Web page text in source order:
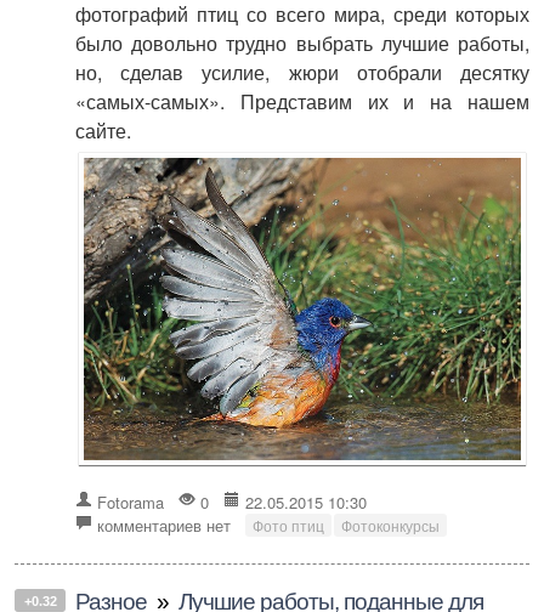
фотографий птиц со всего мира, среди которых
было довольно трудно выбрать лучшие работы,
но, сделав усилие, жюри отобрали десятку
«самых-самых». Представим их и на нашем
сайте.
Fotorama 0
22.05.2015 10:30
комментариев нет
Фото птиц Фотоконкурсы
+0.32 Разное » Лучшие работы, поданные для